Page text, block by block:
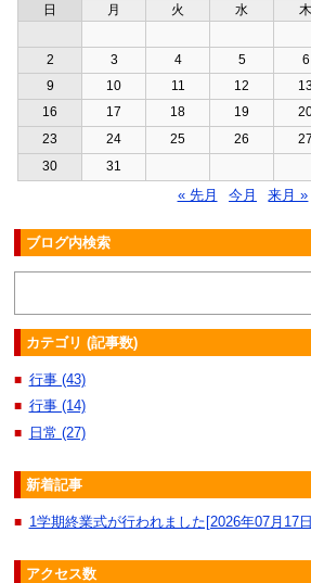
日 月 火 水 木
2
3 4 5 6
9
10 11 12
16
17 18 19
23
24 25 26 27
30
31
« 先月 今月 来月 »
ブログ内検索
カテゴリ (記事数)
■ 行事 (43)
■ 行事 (14)
■ 日常 (27)
新着記事
■ 1学期終業式が行われました[2026年07月17
アクセス数